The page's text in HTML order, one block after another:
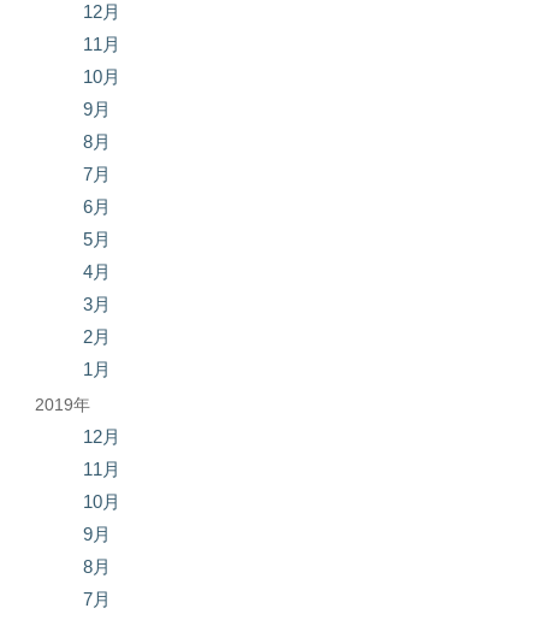
12月
11月
10月
9月
8月
7月
6月
5月
4月
3月
2月
1月
2019年
12月
11月
10月
9月
8月
7月